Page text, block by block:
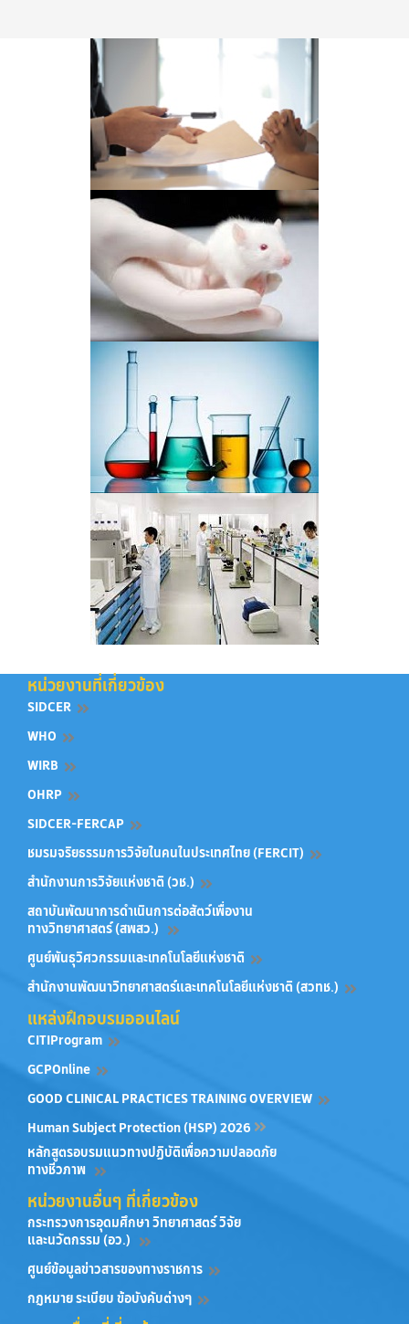
หน่วยงานที่เกี่ยวข้อง
SIDCER
WHO
WIRB
OHRP
SIDCER-FERCAP
ชมรมจริยธรรมการวิจัยในคนในประเทศไทย (FERCIT)
สำนักงานการวิจัยแห่งชาติ (วช.)
สถาบันพัฒนาการดำเนินการต่อสัตว์เพื่องาน
ทางวิทยาศาสตร์ (สพสว.)
ศูนย์พันธุวิศวกรรมและเทคโนโลยีแห่งชาติ
สำนักงานพัฒนาวิทยาศาสตร์และเทคโนโลยีแห่งชาติ (สวทช.)
แหล่งฝึกอบรมออนไลน์
CITIProgram
GCPOnline
GOOD CLINICAL PRACTICES TRAINING OVERVIEW
Human Subject Protection (HSP) 2026
หลักสูตรอบรมแนวทางปฏิบัติเพื่อความปลอดภัย
ทางชีวภาพ
หน่วยงานอื่นๆ ที่เกี่ยวข้อง
กระทรวงการอุดมศึกษา วิทยาศาสตร์ วิจัย
และนวัตกรรม (อว.)
ศูนย์ข้อมูลข่าวสารของทางราชการ
กฎหมาย ระเบียบ ข้อบังคับต่างๆ